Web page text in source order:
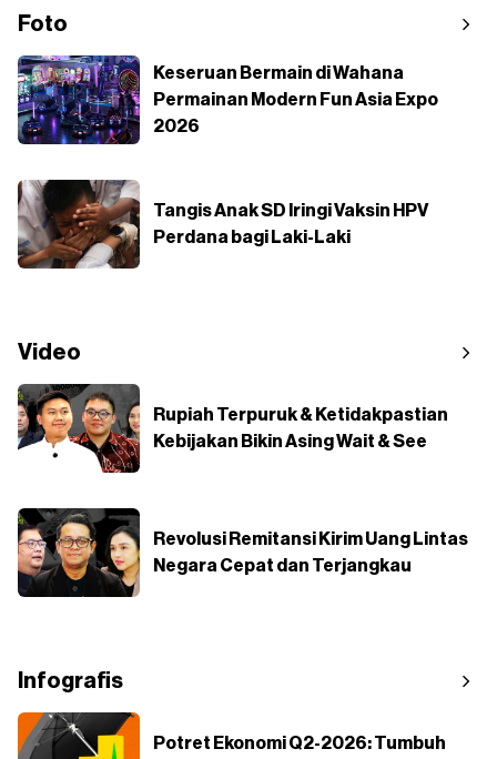
Foto
Keseruan Bermain di Wahana
Permainan Modern Fun Asia Expo
2026
Tangis Anak SD Iringi Vaksin HPV
Perdana bagi Laki-Laki
Video
Rupiah Terpuruk & Ketidakpastian
Kebijakan Bikin Asing Wait & See
Revolusi Remitansi Kirim Uang Lintas
Negara Cepat dan Terjangkau
Infografis
Potret Ekonomi Q2-2026: Tumbuh